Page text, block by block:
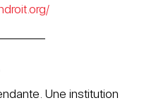
Une institution